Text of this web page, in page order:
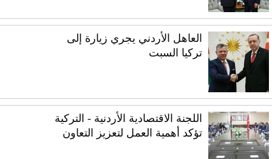
العاهل الأردني يجري زيارة إلى
تركيا السبت
اللجنة الاقتصادية الأردنية - التركية
تؤكد أهمية العمل لتعزيز التعاون